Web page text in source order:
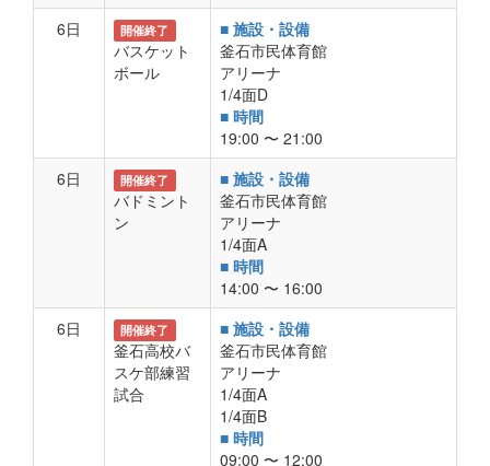
6日
開催終了
バスケット
ボール
■ 施設・設備
釜石市民体育館
アリーナ
1/4面D
■ 時間
19:00 〜 21:00
6日
開催終了
バドミント
ン
■ 施設・設備
釜石市民体育館
アリーナ
1/4面A
■ 時間
14:00 〜 16:00
6日
開催終了
釜石高校バ
スケ部練習
試合
■ 施設・設備
釜石市民体育館
アリーナ
1/4面A
1/4面B
■ 時間
09:00 〜 12:00